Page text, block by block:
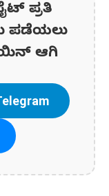
ಪ್ರತಿ
ಪಡೆಯಲು
ಆಗಿ